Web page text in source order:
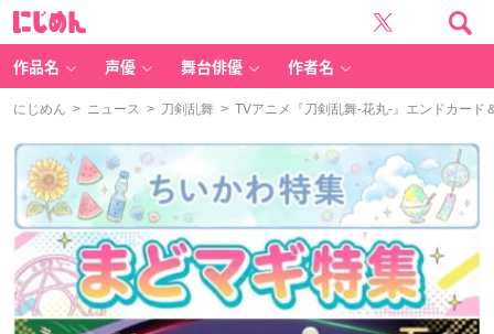
作品名 声優 舞台俳優 作者名
にじめん > ニュース > 刀剣乱舞 > TVアニメ『刀剣乱舞-花丸-』エンドカード